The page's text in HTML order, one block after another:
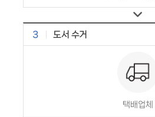
3 도서 수거
택배업체